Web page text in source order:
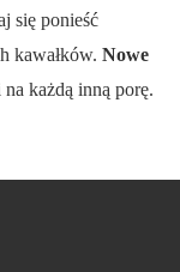
się ponieść
kawałków. Nowe
każdą inną porę.